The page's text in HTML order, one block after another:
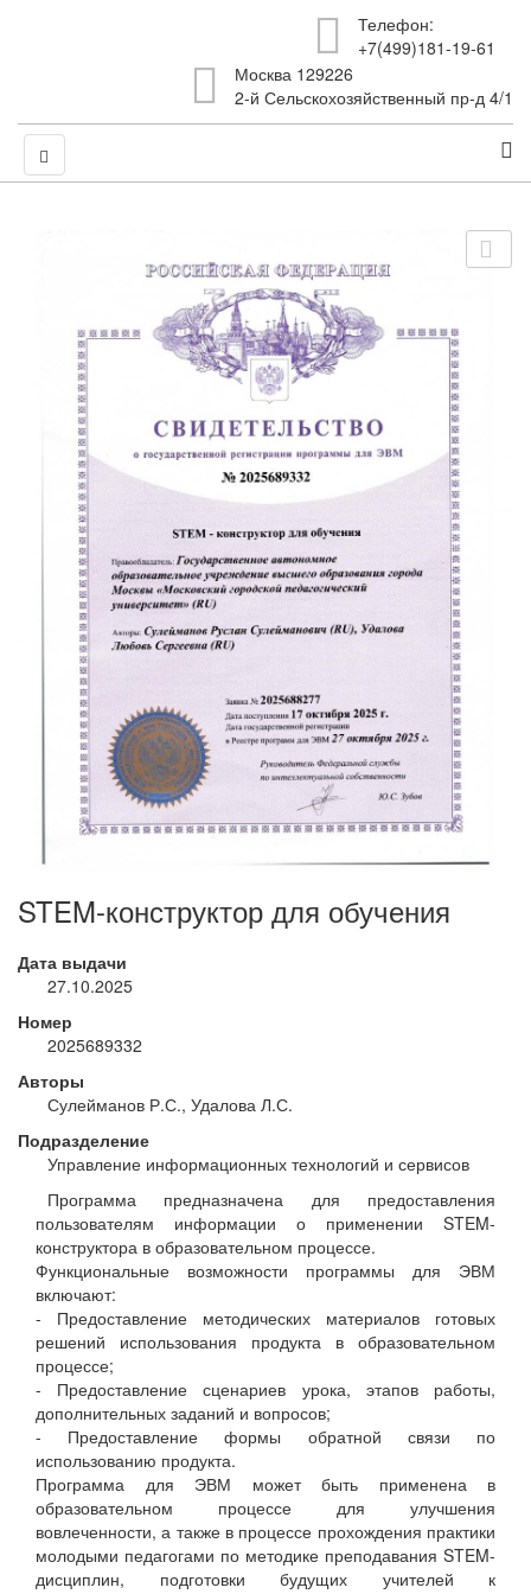
Телефон:
+7(499)181-19-61
Москва 129226
2-й Сельскохозяйственный пр-д 4/1
STEM-конструктор для обучения
Дата выдачи
27.10.2025
Номер
2025689332
Авторы
Сулейманов Р.С., Удалова Л.С.
Подразделение
Управление информационных технологий и сервисов
Программа предназначена для предоставления
пользователям информации о применении STEM-
конструктора в образовательном процессе.
Функциональные возможности программы для ЭВМ
включают:
- Предоставление методических материалов готовых
решений использования продукта в образовательном
процессе;
- Предоставление сценариев урока, этапов работы,
дополнительных заданий и вопросов;
- Предоставление формы обратной связи по
использованию продукта.
Программа для ЭВМ может быть применена в
образовательном процессе для улучшения
вовлеченности, а также в процессе прохождения практики
молодыми педагогами по методике преподавания STEM-
дисциплин, подготовки будущих учителей к